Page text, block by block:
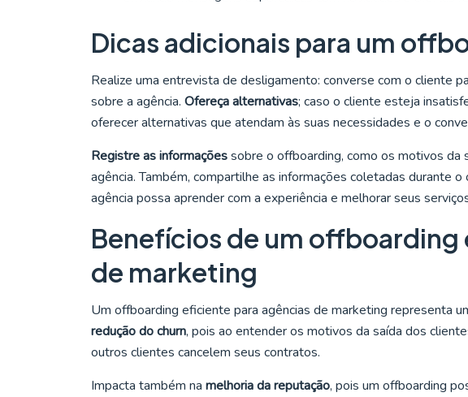
Dicas adicionais para um
Realize uma entrevista de desligamento: converse com o cliente
sobre a agência. Ofereça alternativas; caso o cliente esteja
oferecer alternativas que atendam às suas necessidades e o
Registre as informaçõessobre o offboarding, como os motivos da
agência. Também, compartilhe as informações coletadas durante
agência possa aprender com a experiência e melhorar seus
Benefícios de um
de marketing
Um offboarding eficiente para agências de marketing representa
redução do churn, pois ao entender os motivos da saída dos
outros clientes cancelem seus contratos.
Impacta também na melhoria da reputação, pois um offboarding